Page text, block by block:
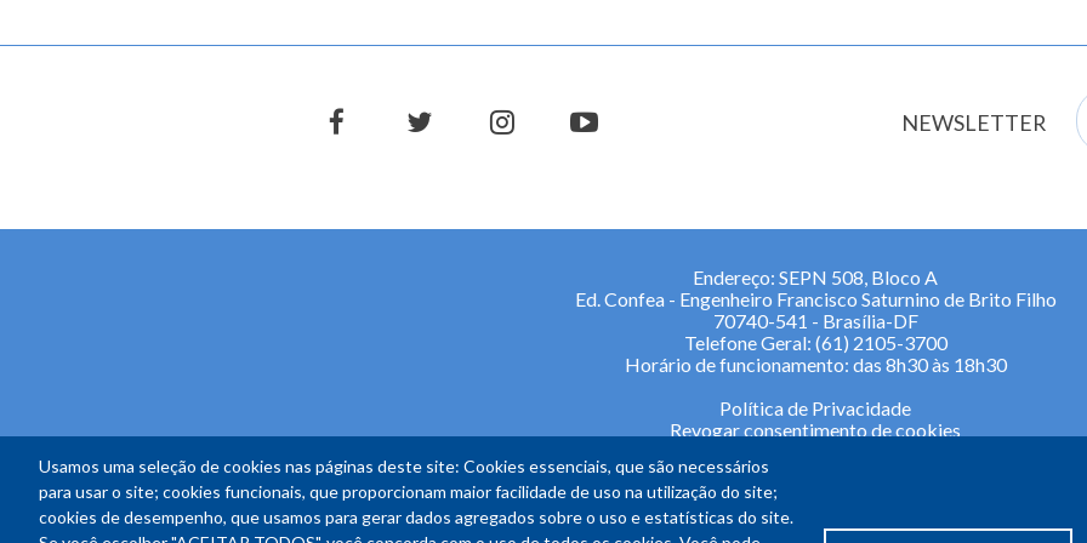
Usamos uma seleção de cookies nas páginas deste site: Cookies essenciais, que são necessários
para usar o site; cookies funcionais, que proporcionam maior facilidade de uso na utilização do site;
cookies de desempenho, que usamos para gerar dados agregados sobre o uso e estatísticas do site.
facebooktwitter instagramyoutube NEWSLETTER
Endereço: SEPN 508, Bloco A
Ed. Confea - Engenheiro Francisco Saturnino de Brito Filho
70740-541 - Brasília-DF
Telefone Geral: (61) 2105-3700
Horário de funcionamento: das 8h30 às 18h30
Política de Privacidade
Revogar consentimento de cookies